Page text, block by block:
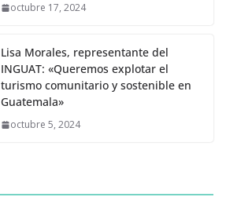
octubre 17, 2024
Lisa Morales, representante del
INGUAT: «Queremos explotar el
turismo comunitario y sostenible en
Guatemala»
octubre 5, 2024